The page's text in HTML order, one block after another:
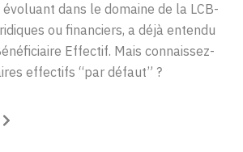
dans le domaine de la LCB-
ou financiers, a déjà entendu
Effectif. Mais connaissez-
effectifs “par défaut” ?